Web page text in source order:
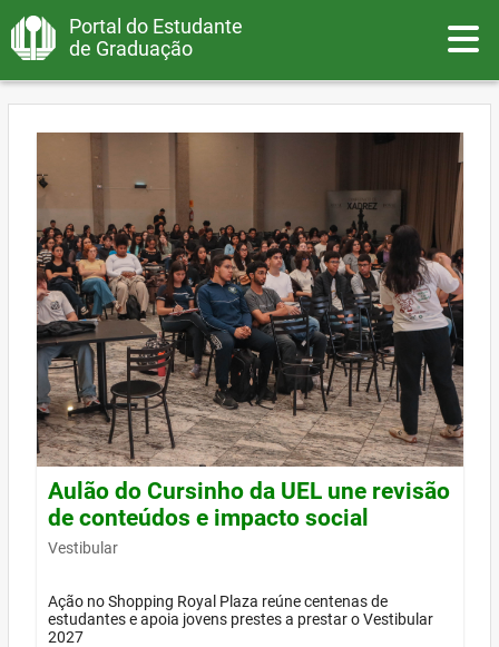
Portal do Estudante
de Graduação
Aulão do Cursinho da UEL une revisão
de conteúdos e impacto social
Vestibular
Ação no Shopping Royal Plaza reúne centenas de
estudantes e apoia jovens prestes a prestar o Vestibular
2027